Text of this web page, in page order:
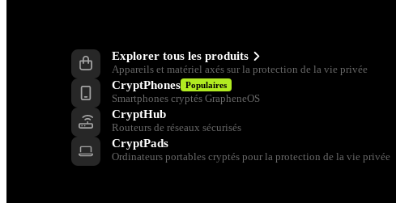
Explorer tous les produits
Appareils et matériel axés sur la protection de la vie privée
CryptPhones Populaires
Smartphones cryptés GrapheneOS
CryptHub
Routeurs de réseaux sécurisés
CryptPads
Ordinateurs portables cryptés pour la protection de la vie privée